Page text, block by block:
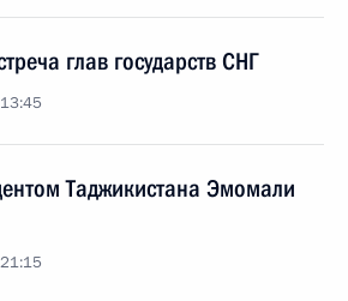
глав государств СНГ
Таджикистана Эмомали